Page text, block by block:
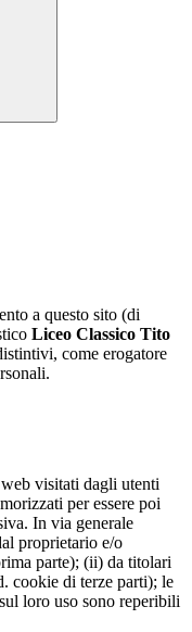
a questo sito (di
Liceo Classico Tito
come erogatore
visitati dagli utenti
per essere poi
In via generale
proprietario e/o
parte); (ii) da titolari
cookie di terze parti); le
loro uso sono reperibili